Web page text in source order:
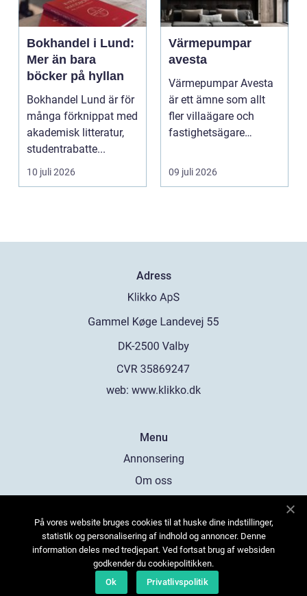
Bokhandel i Lund:
Mer än bara
böcker på hyllan
Bokhandel Lund är för
många förknippat med
akademisk litteratur,
studentrabatte...
10 juli 2026
Värmepumpar
avesta
Värmepumpar Avesta
är ett ämne som allt
fler villaägare och
fastighetsägare
...
09 juli 2026
Adress
web: www.klikko.dk
Menu
Annonsering
Om oss
Kontakta oss
Sitemap
På vores website bruges cookies til at huske dine indstillinger,
statistik og personalisering af indhold og annoncer. Denne
information deles med tredjepart. Ved fortsat brug af websiden
godkender du cookiepolitikken.
Ok
Privatlivspolitik